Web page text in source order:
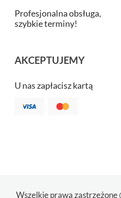
Profesjonalna obsługa,
szybkie terminy!
AKCEPTUJEMY
U nas zapłacisz kartą
Wszelkie prawa